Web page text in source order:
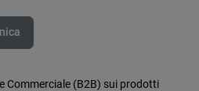
Commerciale (B2B) sui prodotti